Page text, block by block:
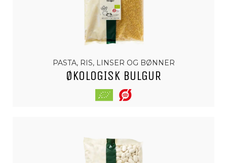
PASTA, RIS, LINSER OG BØNNER
ØKOLOGISK BULGUR